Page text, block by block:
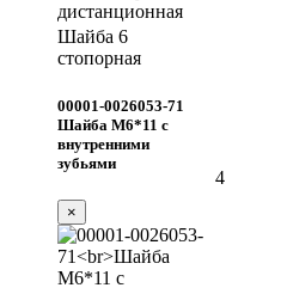
Шайба 6
стопорная
00001-0026053-71
Шайба М6*11 с
внутренними
зубьями
×
4